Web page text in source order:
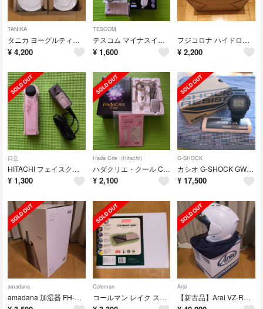
TANIKA
タニカ ヨーグルティア用 ガラスポット（未使用新品）2個セット
¥ 4,200
TESCOM
テスコム マイナスイオンカールドライヤー naturam未使用品
¥ 1,600
フジコロナ ハイドロ・スパ FC-1126 お風呂用ジャグジー未使用品
¥ 2,200
日立
HITACHI フェイスクリエ NC-561-P（本体・取説）
¥ 1,300
Hada Crie（Hitachi）
ハダクリエ・クール CM-N1000 パールホワイト
¥ 2,100
G-SHOCK
カシオ G-SHOCK GW-S5600-1JF
¥ 17,500
amadana
amadana 加湿器 FH-309-BK
Coleman
コールマン レイク スリーピングバッグ寝袋（未開封・未使用品）
Arai
【新古品】Arai VZ-RAM PLUS：Sサイズ